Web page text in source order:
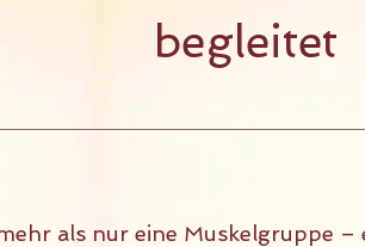
begleitet
als nur eine Muskelgruppe